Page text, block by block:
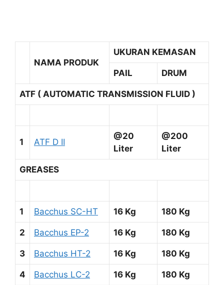
NAMA PRODUK
UKURAN KEMASAN
PAIL DRUM
ATF ( AUTOMATIC TRANSMISSION FLUID )
1 ATF D II
@20
Liter
@200
Liter
GREASES
1 Bacchus SC-HT 16 Kg 180 Kg
2 Bacchus EP-2 16 Kg 180 Kg
3 Bacchus HT-2 16 Kg 180 Kg
4 Bacchus LC-2 16 Kg 180 Kg